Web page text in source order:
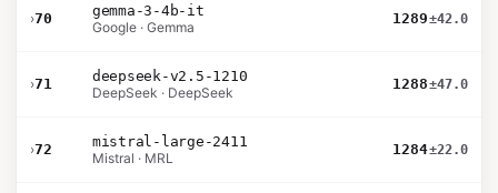
›70
gemma-3-4b-it
Google · Gemma
1289±42.0
›71
deepseek-v2.5-1210
DeepSeek · DeepSeek
1288±47.0
›72
mistral-large-2411
Mistral · MRL
1284±22.0